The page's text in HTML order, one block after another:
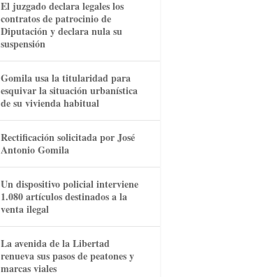
El juzgado declara legales los
contratos de patrocinio de
Diputación y declara nula su
suspensión
Gomila usa la titularidad para
esquivar la situación urbanística
de su vivienda habitual
Rectificación solicitada por José
Antonio Gomila
Un dispositivo policial interviene
1.080 artículos destinados a la
venta ilegal
La avenida de la Libertad
renueva sus pasos de peatones y
marcas viales